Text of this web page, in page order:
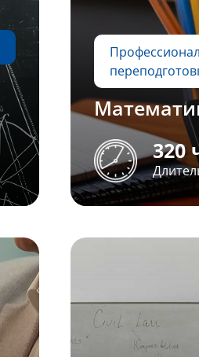
320